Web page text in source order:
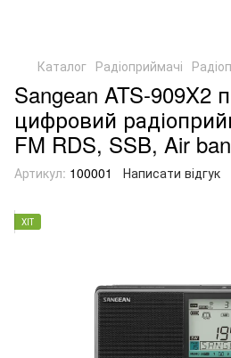
Каталог Радіоприймачі
Sangean ATS-909X2
цифровий
FM RDS, SSB, Air
Артикул: 100001 Написати відгук
ХІТ